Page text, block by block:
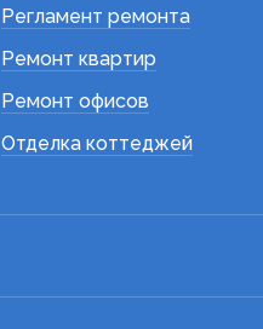
Регламент ремонта
Ремонт квартир
Ремонт офисов
Отделка коттеджей